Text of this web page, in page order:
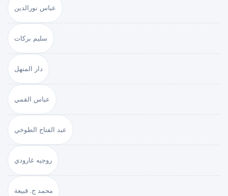
عباس نورالدين
سليم بركات
دار المنهل
عباس القمي
عبد الفتاح الطوخي
روجيه غارودي
محمد ج. قبيعة